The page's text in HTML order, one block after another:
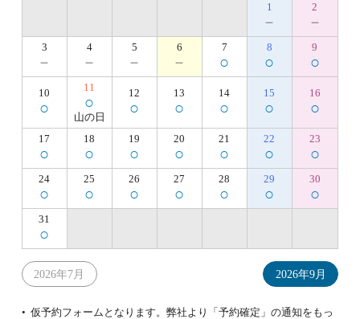
1
－
2
－
3
－
4
－
5
－
6
－
7
○
8
○
9
○
10
○
11
○
山の日
12
○
13
○
14
○
15
○
16
○
17
○
18
○
19
○
20
○
21
○
22
○
23
○
24
○
25
○
26
○
27
○
28
○
29
○
30
○
31
○
2026年7月 2026年9月
仮予約フォームとなります。弊社より「予約確定」の通知をもっ